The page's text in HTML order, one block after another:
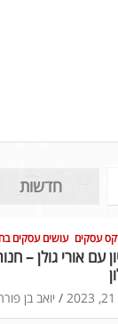
חדשות
עסקים עושים עסקים
עם אורי גולן –
יואב בן